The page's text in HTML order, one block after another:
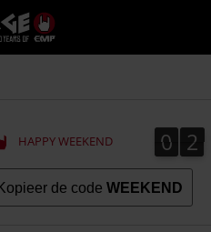
Large
–
Muziek-,
+
kleding
HAPPY WEEKEND 0
0 2
2
Kopieer de code WEEKEND